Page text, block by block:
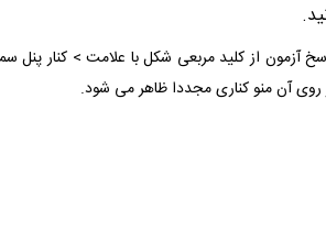
آزمون از کلید مربعی شکل با علامت > کنار پنل
روی آن منو کناری مجددا ظاهر می شود.